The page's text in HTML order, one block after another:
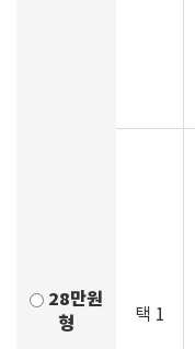
28만원
형
택 1